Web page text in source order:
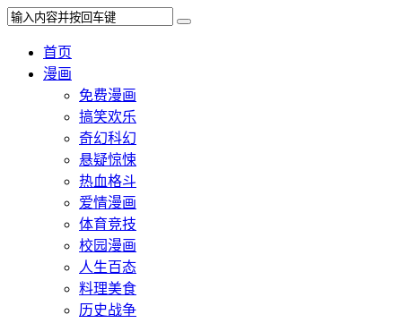
首页
漫画
免费漫画
搞笑欢乐
奇幻科幻
悬疑惊悚
热血格斗
爱情漫画
体育竞技
校园漫画
人生百态
料理美食
历史战争